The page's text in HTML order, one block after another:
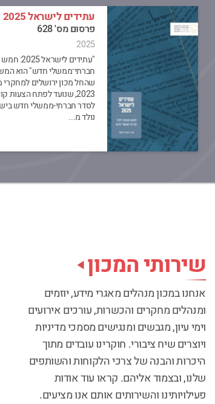
עתידים לישראל 2025
פרסום מס' 628
2025
"עתידים
חברתי־ממשלי חדש" הוא
שהחל מכון ירושלים למחקרי
2023, שנועד לפתח הצעות
לסדר חברתי-ממשלי חדש
נולד מ...
שירותי המכון
אנחנו במכון מנהלים מאגרי מידע, יוזמים
ומנהלים מחקרים והכשרות, עורכים אירועים
וימי עיון, מגבשים ומנגישים מסמכי מדיניות
ויוצרים שיח ציבורי. חוקרינו עובדים מתוך
היכרות והבנה של צרכי הלקוחות והשותפים
שלנו, ובצמוד אליהם. קראו עוד אודות
פעילויותינו והשירותים אותם אנו מציעים.